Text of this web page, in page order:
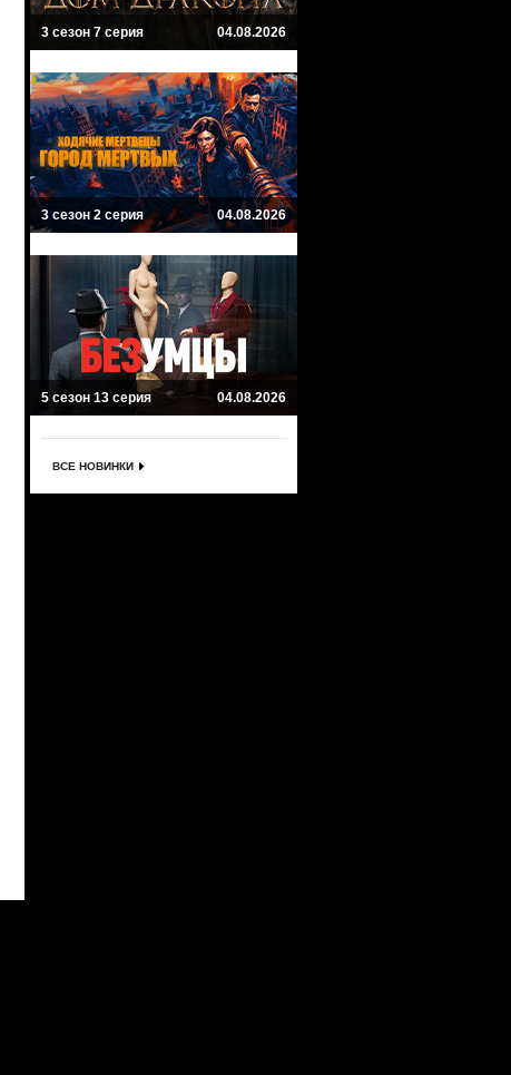
3 сезон 7 серия 04.08.2026
3 сезон 2 серия 04.08.2026
5 сезон 13 серия 04.08.2026
ВСЕ НОВИНКИ